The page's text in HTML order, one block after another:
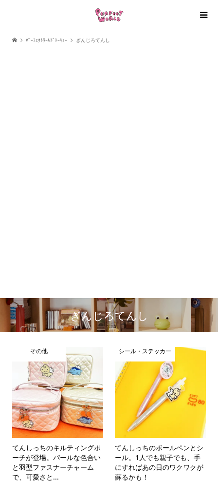
ﾊﾟｰﾌｪｸﾄﾜｰﾙﾄﾞﾄｰｷｮｰ ぎんじろてんし
ぎんじろてんし
その他
てんしっちのキルティングポ
ーチが登場。パールな色合い
と羽型ファスナーチャーム
で、可愛さと...
シール・ステッカー
てんしっちのボールペンとシ
ール。1人でも親子でも、手
にすればあの日のワクワクが
蘇るかも！